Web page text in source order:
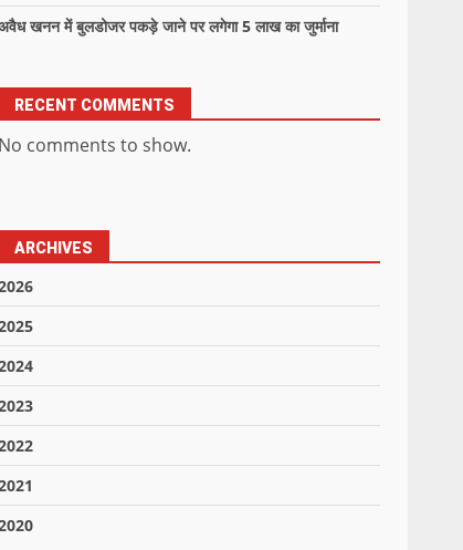
खनन में बुलडोजर पकड़े जाने पर लगेगा 5 लाख का जुर्माना
RECENT COMMENTS
No comments to show.
ARCHIVES